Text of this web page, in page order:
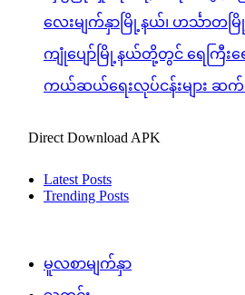
လေးမျက်နှာမြို့နယ်၊ ဟင်္သာတ
ကျုံပျော်မြို့နယ်တို့တွင် ရေကြီးရ
ကယ်ဆယ်ရေးလုပ်ငန်းများ
Direct Download APK
Latest Posts
Trending Posts
မူလစာမျက်နှာ